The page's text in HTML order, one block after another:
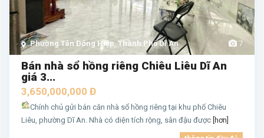
7
Phường Tân Đông Hiệp,Thành Phố Dĩ An
Bán nhà sổ hồng riêng Chiêu Liêu Dĩ An
giá 3...
3,650,000,000 Đ
Chính chủ gửi bán căn nhà sổ hồng riêng tại khu phố Chiêu
Liêu, phường Dĩ An. Nhà có diện tích rộng, sân đậu được [hơn]